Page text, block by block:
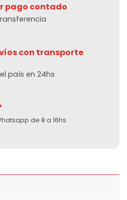
pago contado
con transporte
país en 24hs
de 8 a 16hs